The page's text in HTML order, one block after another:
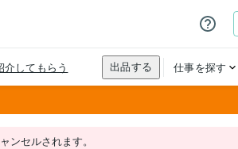
ンセルされます。